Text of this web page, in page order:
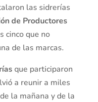
las sidrerías
de Productores
cinco que no
de las marcas.
que participaron
a reunir a miles
la mañana y de la